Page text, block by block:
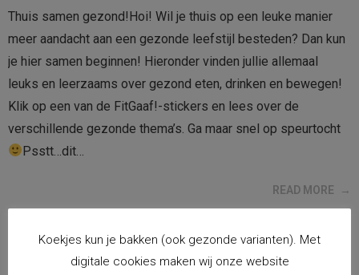
Thuis samen gezond!Hoi! Wil je thuis op een leuke manier
meer aandacht aan een gezonde leefstijl besteden? Dan kun
je hier samen beginnen! Hieronder vinden jullie allemaal
leuks en leerzaams over gezond eten, drinken en bewegen!
Klik op een van de FitGaaf!-stickers en lees over de
verschillende gezonde thema’s. Ga maar snel op speurtocht
Psstt…dit…
READ MORE
JANUARI 5, 2017
EVALUATIE,FRUIT,GROENTE ,ONTBIJT,SLAAP
Koekjes kun je bakken (ook gezonde varianten). Met
digitale cookies maken wij onze website